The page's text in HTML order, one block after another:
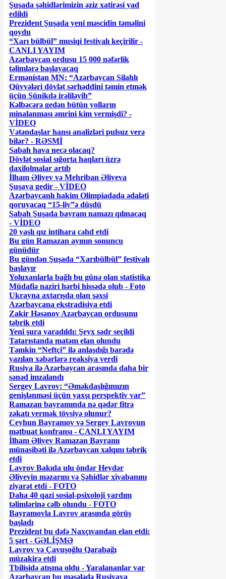
Şuşada şəhidlərimizin əziz xatirəsi yad
edildi
Prezident Şuşada yeni məscidin təməlini
qoydu
“Xarı bülbül” musiqi festivalı keçirilir -
CANLI YAYIM
Azərbaycan ordusu 15 000 nəfərlik
təlimlərə başlayacaq
Ermənistan MN: “Azərbaycan Silahlı
Qüvvələri dövlət sərhəddini təmin etmək
üçün Sünikdə irəliləyib”
Kəlbəcərə gedən bütün yolların
minalanması əmrini kim vermişdi? -
VİDEO
Vətəndaşlar hansı analizləri pulsuz verə
bilər? - RƏSMİ
Sabah hava necə olacaq?
Dövlət sosial sığorta haqları üzrə
daxilolmalar artıb
İlham Əliyev və Mehriban Əliyeva
Şuşaya gedir - VİDEO
Azərbaycanlı hakim Olimpiadada ədaləti
qoruyacaq “15-liy”ə düşdü
Sabah Şuşada bayram namazı qılınacaq
- VİDEO
20 yaşlı qız intihara cəhd etdi
Bu gün Ramazan ayının sonuncu
günüdür
Bu gündən Şuşada “Xarıbülbül” festivalı
başlayır
Yoluxanlarla bağlı bu günə olan statistika
Müdafiə naziri hərbi hissədə olub - Foto
Ukrayna axtarışda olan şəxsi
Azərbaycana ekstradisiya etdi
Zakir Həsənov Azərbaycan ordusunu
təbrik etdi
Yeni şura yaradıldı: Şeyx sədr seçildi
Tatarıstanda matəm elan olundu
Təmkin “Neftçi” ilə anlaşdığı barədə
yazılan xəbərlərə reaksiya verdi
Rusiya ilə Azərbaycan arasında daha bir
sənəd imzalandı
Sergey Lavrov: “Əməkdaşlığımızın
genişlənməsi üçün yaxşı perspektiv var”
Ramazan bayramında nə qədər fitrə
zəkatı vermək tövsiyə olunur?
Ceyhun Bayramov və Sergey Lavrovun
mətbuat konfransı - CANLI YAYIM
İlham Əliyev Ramazan Bayramı
münasibəti ilə Azərbaycan xalqını təbrik
etdi
Lavrov Bakıda ulu öndər Heydər
Əliyevin məzarını və Şəhidlər xiyabanını
ziyarət etdi - FOTO
Daha 40 qazi sosial-psixoloji yardım
təlimlərinə cəlb olundu - FOTO
Bayramovla Lavrov arasında görüş
başladı
Prezident bu dəfə Naxçıvandan elan etdi:
5 şərt - GƏLİŞMƏ
Lavrov və Çavuşoğlu Qarabağı
müzakirə etdi
Tbilisidə atışma oldu - Yaralananlar var
Azərbaycan bu məsələdə Rusiyaya